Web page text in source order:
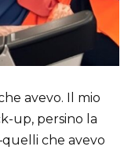
avevo. Il mio
up, persino la
che avevo